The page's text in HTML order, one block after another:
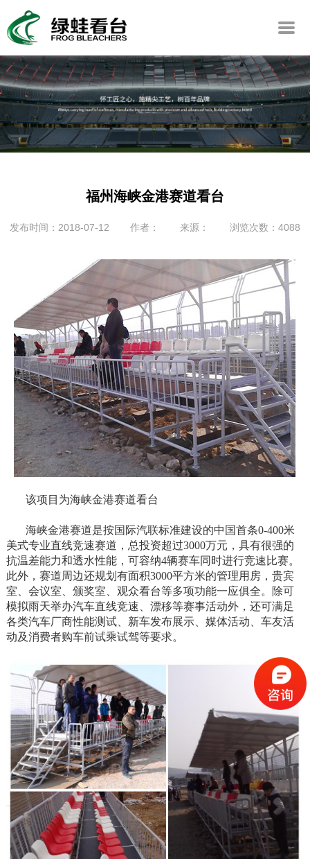
福州海峡金港赛道看台
发布时间：2018-07-12 作者： 来源： 浏览次数：4088
该项目为海峡金港赛道看台
海峡金港赛道是按国际汽联标准建设的中国首条0-400米
美式专业直线竞速赛道，总投资超过3000万元，具有很强的
抗温差能力和透水性能，可容纳4辆赛车同时进行竞速比赛。
此外，赛道周边还规划有面积3000平方米的管理用房，贵宾
室、会议室、颁奖室、观众看台等多项功能一应俱全。除可
模拟雨天举办汽车直线竞速、漂移等赛事活动外，还可满足
各类汽车厂商性能测试、新车发布展示、媒体活动、车友活
动及消费者购车前试乘试驾等要求。